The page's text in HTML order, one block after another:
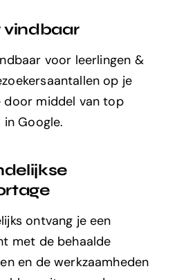
vindbaar
voor leerlingen &
op je
door middel van top
Google.
ontvang je een
met de behaalde
en de werkzaamheden